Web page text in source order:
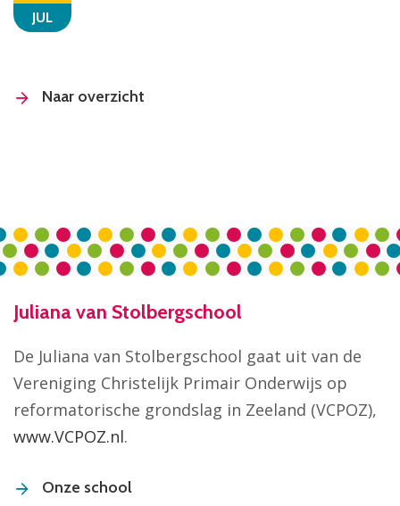
JUL
Naar overzicht
Juliana van Stolbergschool
De Juliana van Stolbergschool gaat uit van de
Vereniging Christelijk Primair Onderwijs op
reformatorische grondslag in Zeeland (VCPOZ),
www.VCPOZ.nl.
Onze school